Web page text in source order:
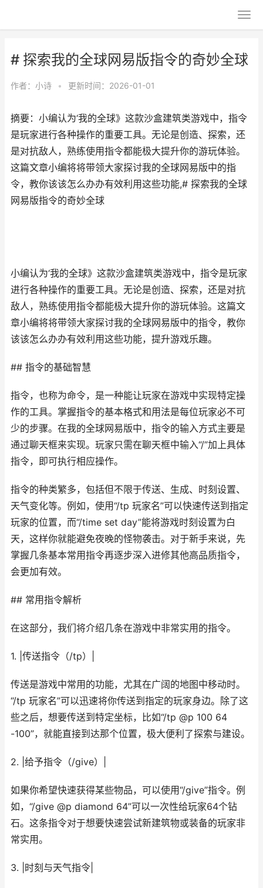
# 探索我的全球网易版指令的奇妙全球
作者： 小诗 • 更新时间：2026-01-01
摘要：小编认为‘我的全球》这款沙盒建筑类游戏中，指令
是玩家进行各种操作的重要工具。无论是创造、探索，还
是对抗敌人，熟练使用指令都能极大提升你的游玩体验。
这篇文章小编将将带领大家探讨我的全球网易版中的指
令，教你该该怎么办办有效利用这些功能,# 探索我的全球
网易版指令的奇妙全球
小编认为‘我的全球》这款沙盒建筑类游戏中，指令是玩家
进行各种操作的重要工具。无论是创造、探索，还是对抗
敌人，熟练使用指令都能极大提升你的游玩体验。这篇文
章小编将将带领大家探讨我的全球网易版中的指令，教你
该该怎么办办有效利用这些功能，提升游戏乐趣。
## 指令的基础智慧
指令，也称为命令，是一种能让玩家在游戏中实现特定操
作的工具。掌握指令的基本格式和用法是每位玩家必不可
少的步骤。在我的全球网易版中，指令的输入方式主要是
通过聊天框来实现。玩家只需在聊天框中输入“/”加上具体
指令，即可执行相应操作。
指令的种类繁多，包括但不限于传送、生成、时刻设置、
天气变化等。例如，使用“/tp 玩家名”可以快速传送到指定
玩家的位置，而“/time set day”能将游戏时刻设置为白
天，这样你就能避免夜晚的怪物袭击。对于新手来说，先
掌握几条基本常用指令再逐步深入进修其他高品质指令，
会更加有效。
## 常用指令解析
在这部分，我们将介绍几条在游戏中非常实用的指令。
1. |传送指令（/tp）|
传送是游戏中常用的功能，尤其在广阔的地图中移动时。
“/tp 玩家名”可以迅速将你传送到指定的玩家身边。除了这
些之后，想要传送到特定坐标，比如“/tp @p 100 64
-100”，就能直接到达那个位置，极大便利了探索与建设。
2. |给予指令（/give）|
如果你希望快速获得某些物品，可以使用“/give”指令。例
如，“/give @p diamond 64”可以一次性给玩家64个钻
石。这条指令对于想要快速尝试新建筑物或装备的玩家非
常实用。
3. |时刻与天气指令|